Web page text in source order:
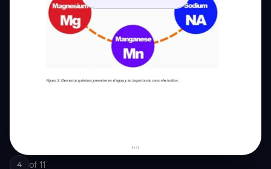
4 of 11